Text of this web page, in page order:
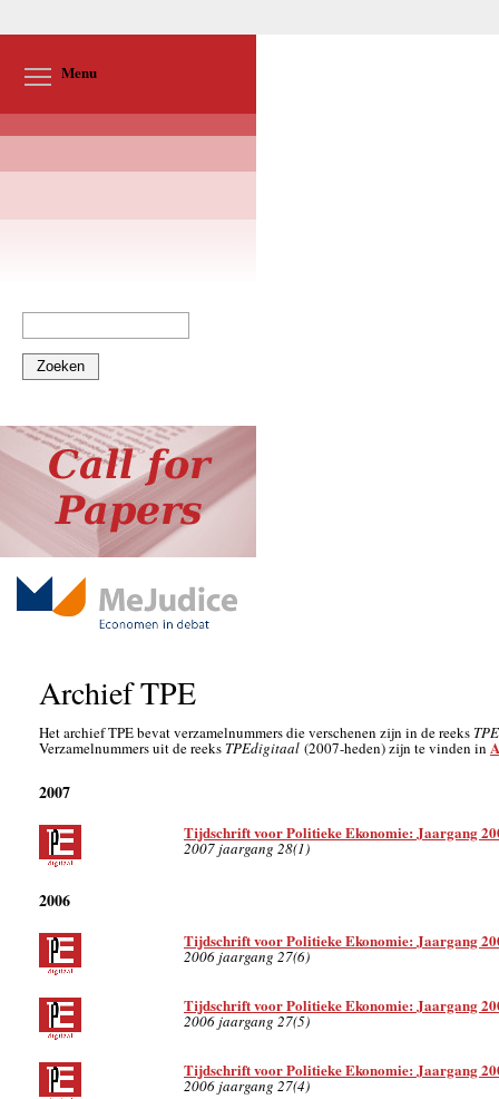
Menu
Zoeken
Archief TPE
Het archief TPE bevat verzamelnummers die verschenen zijn in de reeks TPE
Verzamelnummers uit de reeks TPEdigitaal (2007-heden) zijn te vinden in
2007
Tijdschrift voor Politieke Ekonomie: Jaargang
2007 jaargang 28(1)
2006
Tijdschrift voor Politieke Ekonomie: Jaargang
2006 jaargang 27(6)
Tijdschrift voor Politieke Ekonomie: Jaargang
2006 jaargang 27(5)
Tijdschrift voor Politieke Ekonomie: Jaargang
2006 jaargang 27(4)